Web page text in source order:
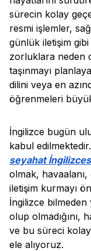
sürecin kolay
resmi işlemler,
günlük iletişim
zorluklara neden
taşınmayı
dilini veya en
öğrenmeleri
İngilizce bugün
kabul
seyahat
olmak,
iletişim kurmayı
İngilizce bilmeden
olup olmadığını,
ve bu süreci
ele alıyoruz.